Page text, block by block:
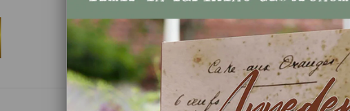
BİZ ÜRÜNLER KAMPANYALAR